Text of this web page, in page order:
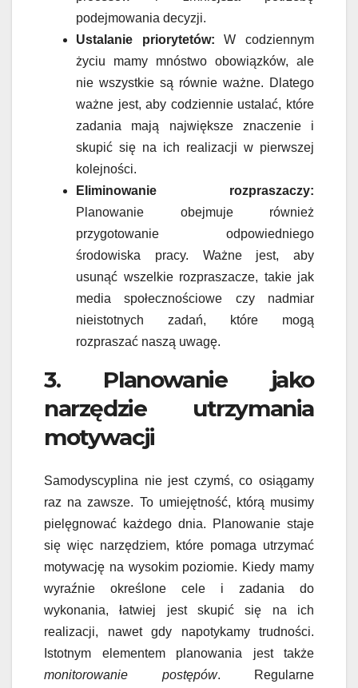
podejmowania decyzji.
Ustalanie priorytetów: W codziennym
życiu mamy mnóstwo obowiązków, ale
nie wszystkie są równie ważne. Dlatego
ważne jest, aby codziennie ustalać, które
zadania mają największe znaczenie i
skupić się na ich realizacji w pierwszej
kolejności.
Eliminowanie rozpraszaczy:
Planowanie obejmuje również
przygotowanie odpowiedniego
środowiska pracy. Ważne jest, aby
usunąć wszelkie rozpraszacze, takie jak
media społecznościowe czy nadmiar
nieistotnych zadań, które mogą
rozpraszać naszą uwagę.
3. Planowanie jako
narzędzie utrzymania
motywacji
Samodyscyplina nie jest czymś, co osiągamy
raz na zawsze. To umiejętność, którą musimy
pielęgnować każdego dnia. Planowanie staje
się więc narzędziem, które pomaga utrzymać
motywację na wysokim poziomie. Kiedy mamy
wyraźnie określone cele i zadania do
wykonania, łatwiej jest skupić się na ich
realizacji, nawet gdy napotykamy trudności.
Istotnym elementem planowania jest także
monitorowanie postępów. Regularne